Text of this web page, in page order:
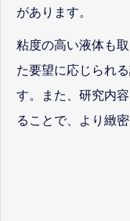
があります。
粘度の高い液体も
た要望に応じられ
す。また、研究内
ることで、より緻